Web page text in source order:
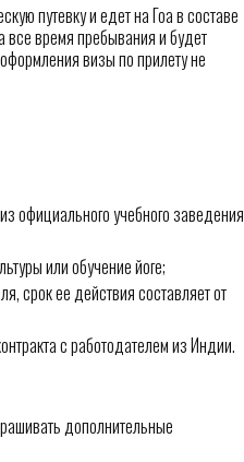
путевку и едет на Гоа в составе
все время пребывания и будет
визы по прилету не
официального учебного заведения
или обучение йоге;
срок ее действия составляет от
с работодателем из Индии.
дополнительные